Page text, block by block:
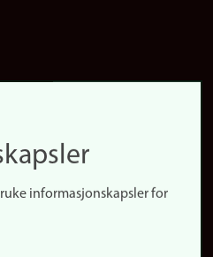
informasjonskapsler for